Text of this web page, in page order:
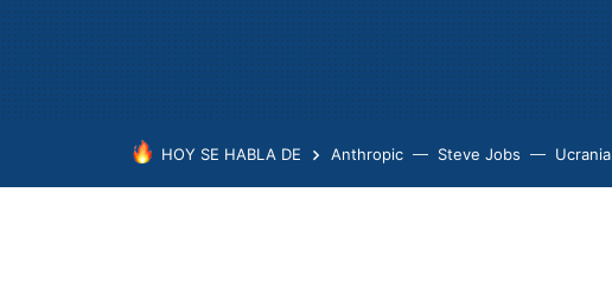
HOY SE HABLA DE Anthropic Steve Jobs Ucrania